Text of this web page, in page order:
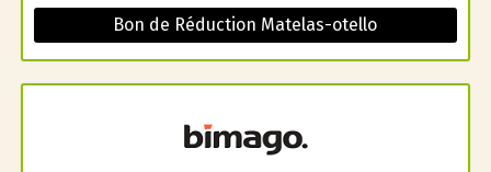
Bon de Réduction Matelas-otello